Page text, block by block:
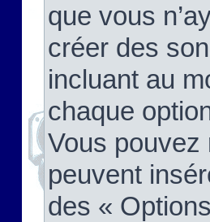
que vous
créer des
incluant au
chaque
Vous pouvez
peuvent
des «